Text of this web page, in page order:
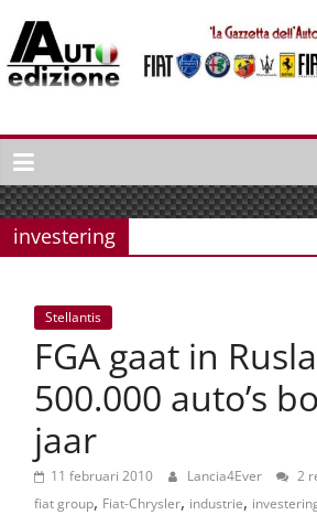
naar
inhoud
Auto
Edizione
La
Gazetta
dell'Automobile
Italiaans
autonieuws
lifestyle
investering
Stellantis
FGA gaat in
500.000 auto’s
jaar
11 februari 2010 Lancia4Ever 2
fiat group, Fiat-Chrysler, industrie,